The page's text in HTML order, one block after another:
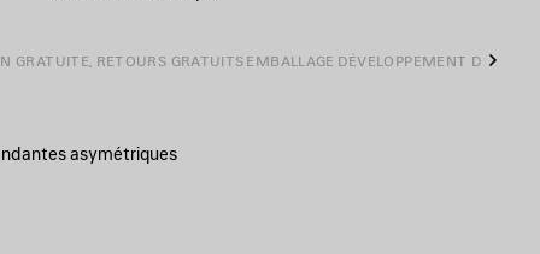
GRATUITE, RETOURS GRATUITS EMBALLAGE DÉVELOPPEMENT DURABLE
asymétriques